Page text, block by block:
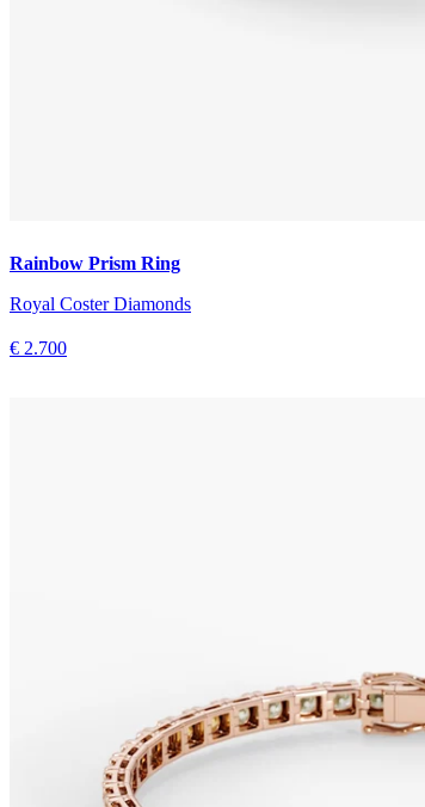
Rainbow Prism Ring
Royal Coster Diamonds
€ 2.700